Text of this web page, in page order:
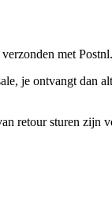
met Postnl.
je ontvangt
retour sturen zijn